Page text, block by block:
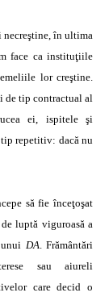
necreştine, în ultima
face ca instituţiile
lor creştine.
de tip contractual al
ei, ispitele şi
repetitiv: dacă nu
să fie înceţoşat
luptă viguroasă a
DA. Frământări
sau aiureli
care decid o